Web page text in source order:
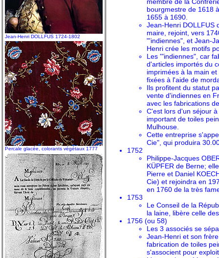
Jean-Henri DOLLFUS 1724-1802
Percale glacée, colorants végétaux 1777
bourgmestre de 1618
1655 à 1690.
Jean-Henri DOLLFUS
maire, rejoint, vers
"'indiennes", et Jean-
Henri crée les motifs
Les '"indiennes", car
d'articles importés du
imprimées à la main
fixées à l'aide de
Ils profitent du statut
vente d'indiennes en
avec les fabrications
C'est lors d'un séjour
important de toiles
Mulhouse.
Cette entreprise
Cie", qui produira
1752
Philippe-Jacques
KÜPFER de Berne;
Pierre et Daniel
Cie) et rejoindra en
en 1760 de la très
1753
Le Conseil de la
la laine, libère celle
1756 (ou 58)
Les 3 associés se
Jean-Henri et son
fabrication de toiles
s'associent pour